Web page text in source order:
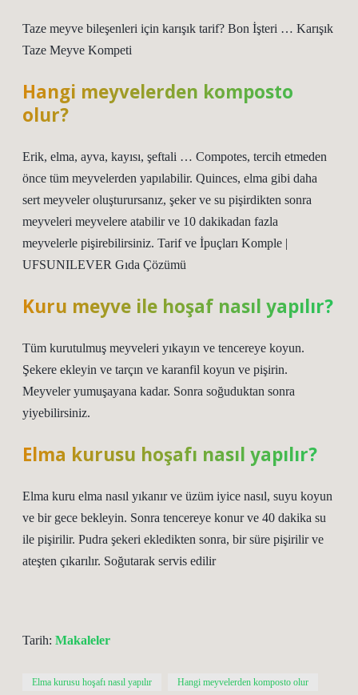
Taze meyve bileşenleri için karışık tarif? Bon İşteri … Karışık
Taze Meyve Kompeti
Hangi meyvelerden komposto
olur?
Erik, elma, ayva, kayısı, şeftali … Compotes, tercih etmeden
önce tüm meyvelerden yapılabilir. Quinces, elma gibi daha
sert meyveler oluşturursanız, şeker ve su pişirdikten sonra
meyveleri meyvelere atabilir ve 10 dakikadan fazla
meyvelerle pişirebilirsiniz. Tarif ve İpuçları Komple |
UFSUNILEVER Gıda Çözümü
Kuru meyve ile hoşaf nasıl yapılır?
Tüm kurutulmuş meyveleri yıkayın ve tencereye koyun.
Şekere ekleyin ve tarçın ve karanfil koyun ve pişirin.
Meyveler yumuşayana kadar. Sonra soğuduktan sonra
yiyebilirsiniz.
Elma kurusu hoşafı nasıl yapılır?
Elma kuru elma nasıl yıkanır ve üzüm iyice nasıl, suyu koyun
ve bir gece bekleyin. Sonra tencereye konur ve 40 dakika su
ile pişirilir. Pudra şekeri ekledikten sonra, bir süre pişirilir ve
ateşten çıkarılır. Soğutarak servis edilir
Tarih: Makaleler
Elma kurusu hoşafı nasıl yapılır Hangi meyvelerden komposto olur